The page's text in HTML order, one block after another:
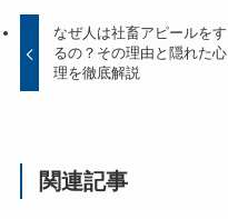
なぜ人は社畜アピールをす
るの？その理由と隠れた心
理を徹底解説
関連記事